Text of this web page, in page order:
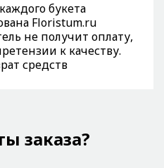
букета
Floristum.ru
не получит оплату,
к качеству.
средств
заказа?